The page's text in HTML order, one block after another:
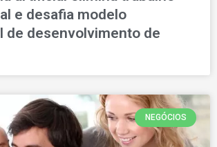
e desafia modelo
de desenvolvimento de
NEGÓCIOS